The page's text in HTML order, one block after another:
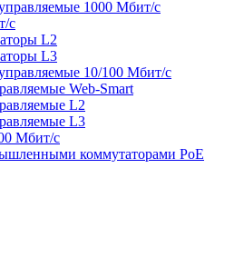
1000 Мбит/с
c
L2
L3
10/100 Мбит/с
Web-Smart
L2
L3
Мбит/с
коммутаторами PoE